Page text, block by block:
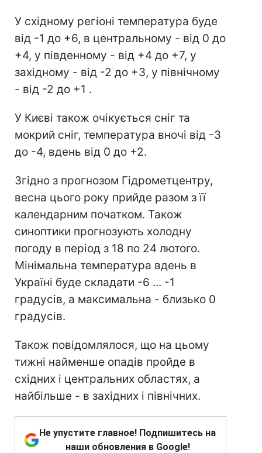
У східному регіоні температура буде
від -1 до +6, в центральному - від 0 до
+4, у південному - від +4 до +7, у
західному - від -2 до +3, у північному
- від -2 до +1 .
У Києві також очікується сніг та
мокрий сніг, температура вночі від -3
до -4, вдень від 0 до +2.
Згідно з прогнозом Гідрометцентру,
весна цього року прийде разом з її
календарним початком. Також
синоптики прогнозують холодну
погоду в період з 18 по 24 лютого.
Мінімальна температура вдень в
Україні буде складати -6 ... -1
градусів, а максимальна - близько 0
градусів.
Також повідомлялося, що на цьому
тижні найменше опадів пройде в
східних і центральних областях, а
найбільше - в західних і північних.
Не упустите главное! Подпишитесь на
наши обновления в Google!